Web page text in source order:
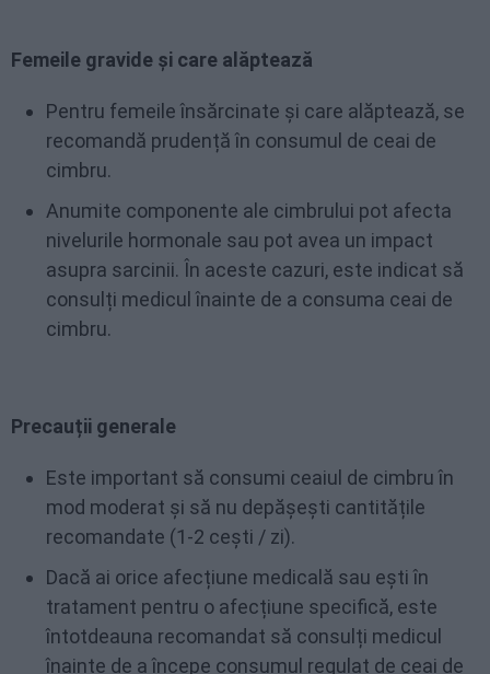
Femeile gravide și care alăptează
Pentru femeile însărcinate și care alăptează, se
recomandă prudență în consumul de ceai de
cimbru.
Anumite componente ale cimbrului pot afecta
nivelurile hormonale sau pot avea un impact
asupra sarcinii. În aceste cazuri, este indicat să
consulți medicul înainte de a consuma ceai de
cimbru.
Precauții generale
Este important să consumi ceaiul de cimbru în
mod moderat și să nu depășești cantitățile
recomandate (1-2 cești / zi).
Dacă ai orice afecțiune medicală sau ești în
tratament pentru o afecțiune specifică, este
întotdeauna recomandat să consulți medicul
înainte de a începe consumul regulat de ceai de